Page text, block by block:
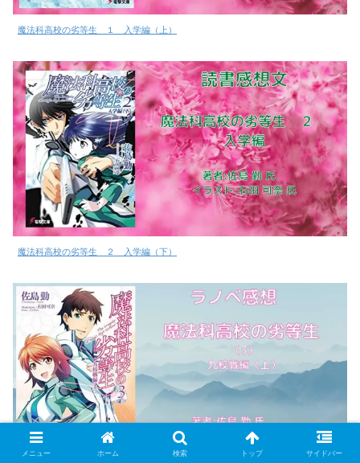
魔法科高校の劣等生 １ 入学編（上）
魔法科高校の劣等生 ２ 入学編（下）
メニュー ホーム 検索 トップ サイドバー